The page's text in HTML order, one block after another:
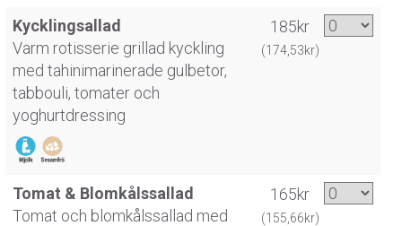
Kycklingsallad
Varm rotisserie grillad kyckling
med tahinimarinerade gulbetor,
tabbouli, tomater och
yoghurtdressing
185kr
(174,53kr)
Tomat & Blomkålssallad
Tomat och blomkålssallad med
165kr
(155,66kr)